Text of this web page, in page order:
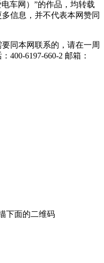
车网）”的作品，均转载
信息，并不代表本网赞同
同本网联系的，请在一周
400-6197-660-2 邮箱：
下面的二维码